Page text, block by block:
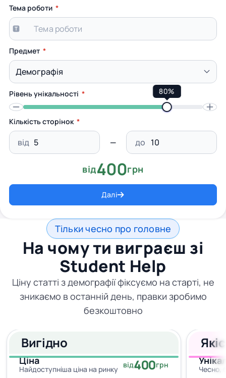
Тема роботи
Предмет
Рівень унікальності 80%
Кількість сторінок
від до
від400грн
Далі
Тільки чесно про головне
На чому ти виграєш зі
Student Help
Ціну статті з демографії фіксуємо на старті, не
зникаємо в останній день, правки зробимо
безкоштовно
Вигідно
Ціна
Найдоступніша ціна на ринку від400грн Чесно,